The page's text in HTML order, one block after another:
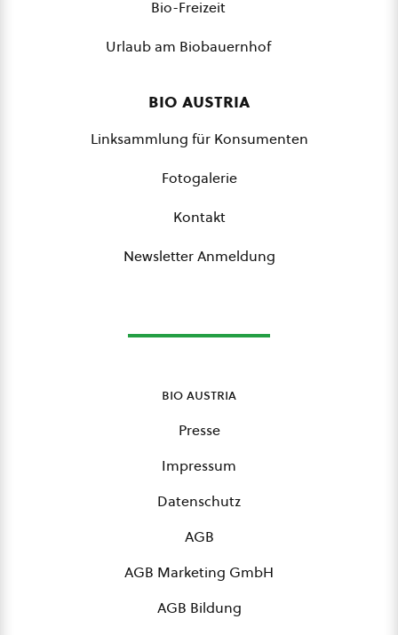
Bio-Freizeit
Urlaub am Biobauernhof
bio austria
Linksammlung für Konsumenten
Fotogalerie
Kontakt
Newsletter Anmeldung
bio austria
Presse
Impressum
Datenschutz
AGB
AGB Marketing GmbH
AGB Bildung